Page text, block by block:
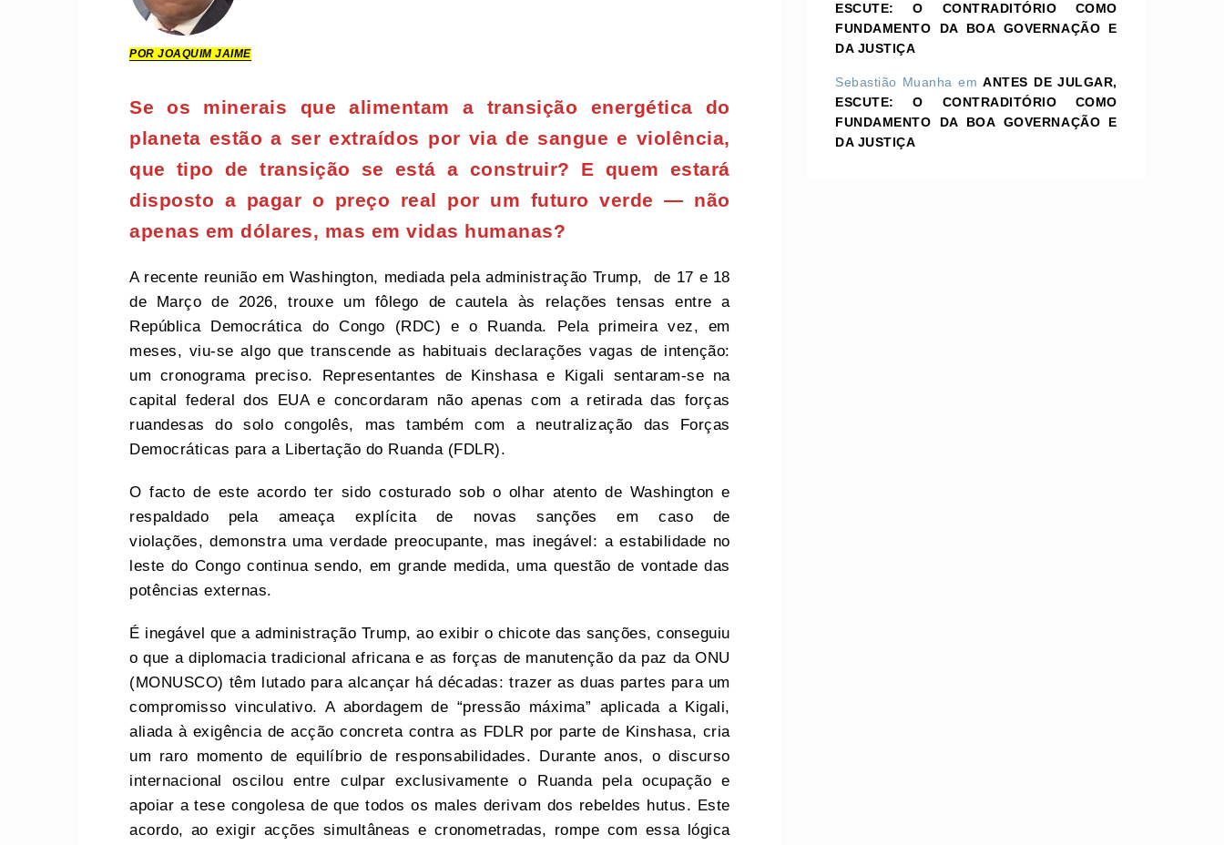
POR JOAQUIM JAIME
Se os minerais que alimentam a transição energética do
planeta estão a ser extraídos por via de sangue e violência,
que tipo de transição se está a construir? E quem estará
disposto a pagar o preço real por um futuro verde — não
apenas em dólares, mas em vidas humanas?
A recente reunião em Washington, mediada pela administração Trump, de 17 e 18
de Março de 2026, trouxe um fôlego de cautela às relações tensas entre a
República Democrática do Congo (RDC) e o Ruanda. Pela primeira vez, em
meses, viu-se algo que transcende as habituais declarações vagas de intenção:
um cronograma preciso. Representantes de Kinshasa e Kigali sentaram-se na
capital federal dos EUA e concordaram não apenas com a retirada das forças
ruandesas do solo congolês, mas também com a neutralização das Forças
Democráticas para a Libertação do Ruanda (FDLR).
O facto de este acordo ter sido costurado sob o olhar atento de Washington e
respaldado pela ameaça explícita de novas sanções em caso de
violações, demonstra uma verdade preocupante, mas inegável: a estabilidade no
leste do Congo continua sendo, em grande medida, uma questão de vontade das
potências externas.
É inegável que a administração Trump, ao exibir o chicote das sanções, conseguiu
o que a diplomacia tradicional africana e as forças de manutenção da paz da ONU
(MONUSCO) têm lutado para alcançar há décadas: trazer as duas partes para um
compromisso vinculativo. A abordagem de “pressão máxima” aplicada a Kigali,
aliada à exigência de acção concreta contra as FDLR por parte de Kinshasa, cria
um raro momento de equilíbrio de responsabilidades. Durante anos, o discurso
internacional oscilou entre culpar exclusivamente o Ruanda pela ocupação e
apoiar a tese congolesa de que todos os males derivam dos rebeldes hutus. Este
acordo, ao exigir acções simultâneas e cronometradas, rompe com essa lógica
ESCUTE: O CONTRADITÓRIO COMO
FUNDAMENTO DA BOA GOVERNAÇÃO E
DA JUSTIÇA
Sebastião Muanha emANTES DE JULGAR,
ESCUTE: O CONTRADITÓRIO COMO
FUNDAMENTO DA BOA GOVERNAÇÃO E
DA JUSTIÇA